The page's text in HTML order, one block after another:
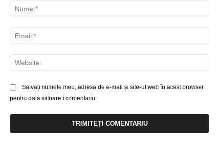
Salvați numele meu, adresa de e-mail și site-ul web în acest browser
pentru data viitoare i comentariu.